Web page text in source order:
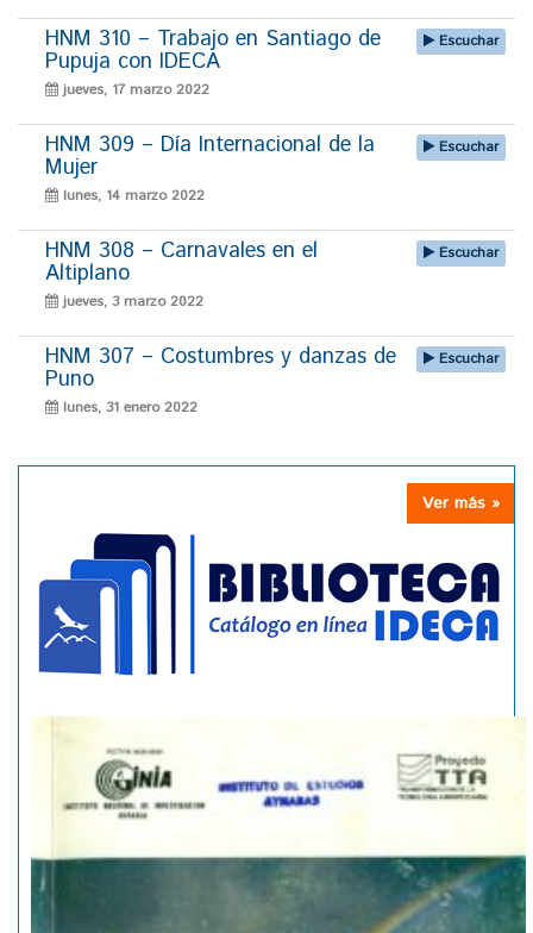
HNM 310 – Trabajo en Santiago de
Pupuja con IDECA
jueves, 17 marzo 2022
Escuchar
HNM 309 – Día Internacional de la
Mujer
lunes, 14 marzo 2022
Escuchar
HNM 308 – Carnavales en el
Altiplano
jueves, 3 marzo 2022
Escuchar
HNM 307 – Costumbres y danzas de
Puno
lunes, 31 enero 2022
Escuchar
Ver más »